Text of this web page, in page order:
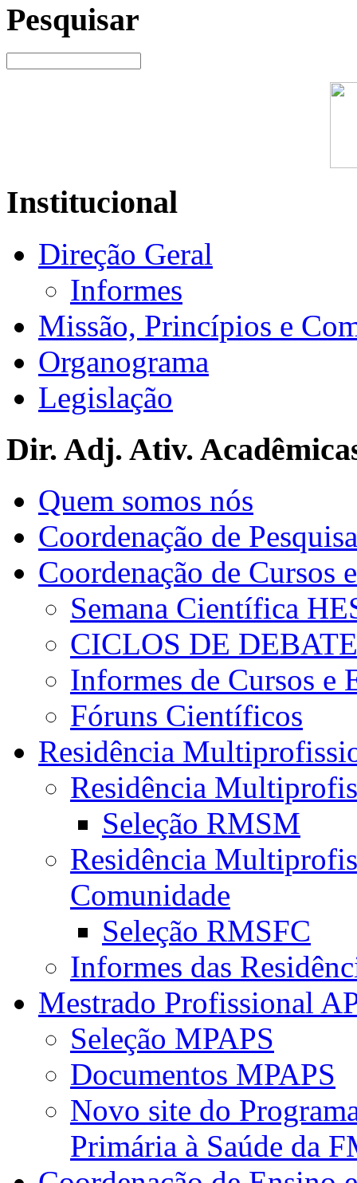
Pesquisar
Institucional
Direção Geral
Informes
Missão, Princípios e
Organograma
Legislação
Dir. Adj. Ativ.
Quem somos nós
Coordenação de Pesquisa
Coordenação de Cursos
Semana Científica
CICLOS DE
Informes de Cursos e
Fóruns Científicos
Residência
Residência
Seleção RMSM
Residência
Comunidade
Seleção RMSFC
Informes das
Mestrado Profissional
Seleção MPAPS
Documentos MPAPS
Novo site do
Primária à Saúde da